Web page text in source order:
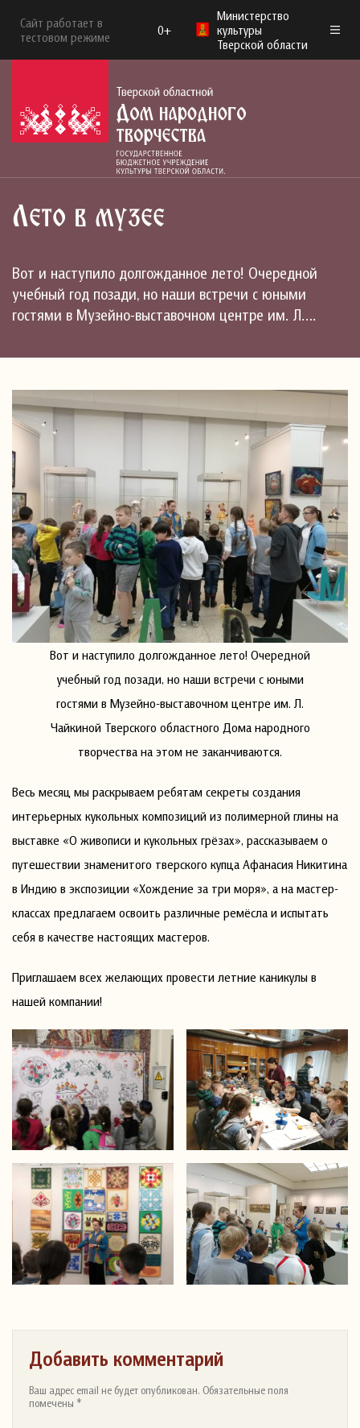
Сайт работает в
тестовом режиме
0+
Министерство
культуры
Тверской области
Лето в музее
Вот и наступило долгожданное лето! Очередной
учебный год позади, но наши встречи с юными
гостями в Музейно-выставочном центре им. Л….
Вот и наступило долгожданное лето! Очередной
учебный год позади, но наши встречи с юными
гостями в Музейно-выставочном центре им. Л.
Чайкиной Тверского областного Дома народного
творчества на этом не заканчиваются.
Весь месяц мы раскрываем ребятам секреты создания
интерьерных кукольных композиций из полимерной глины на
выставке «О живописи и кукольных грёзах», рассказываем о
путешествии знаменитого тверского купца Афанасия Никитина
в Индию в экспозиции «Хождение за три моря», а на мастер-
классах предлагаем освоить различные ремёсла и испытать
себя в качестве настоящих мастеров.
Приглашаем всех желающих провести летние каникулы в
нашей компании!
Добавить комментарий
Ваш адрес email не будет опубликован. Обязательные поля
помечены *